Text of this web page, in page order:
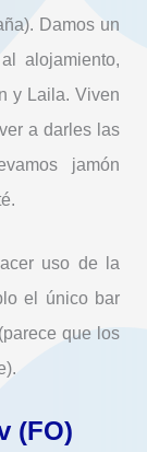
Damos un
alojamiento,
y Laila. Viven
a darles las
jamón
uso de la
el único bar
que los
(FO)